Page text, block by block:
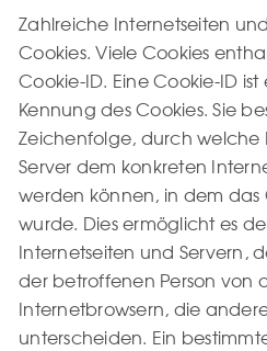
Zahlreiche Internetseiten
Cookies. Viele Cookies
Cookie-ID. Eine Cookie-ID
Kennung des Cookies. Sie
Zeichenfolge, durch welche
Server dem konkreten
werden können, in dem
wurde. Dies ermöglicht es
Internetseiten und Servern,
der betroffenen Person von
Internetbrowsern, die
unterscheiden. Ein